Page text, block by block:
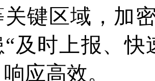
关键区域，加
“及时上报、
应高效。